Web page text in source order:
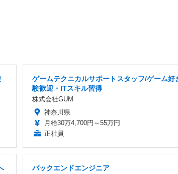
ゲームテクニカルサポートスタッフ/ゲーム好
験歓迎・ITスキル習得
株式会社GUM
神奈川県
月給30万4,700円～55万円
正社員
バックエンドエンジニア